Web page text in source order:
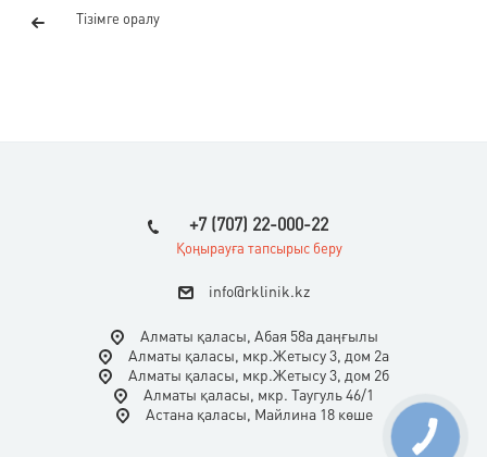
Тізімге оралу
+7 (707) 22-000-22
Қоңырауға тапсырыс беру
info@rklinik.kz
Алматы қаласы, Абая 58а даңғылы
Алматы қаласы, мкр.Жетысу 3, дом 2а
Алматы қаласы, мкр.Жетысу 3, дом 2б
Алматы қаласы, мкр. Таугуль 46/1
Астана қаласы, Майлина 18 көше
КНОПКА
СВЯЗИ